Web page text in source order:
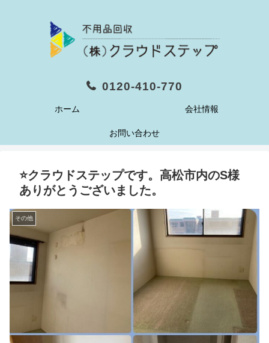
0120-410-770
ホーム 会社情報
お問い合わせ
⭐️クラウドステップです。高松市内のS様
ありがとうございました。
その他